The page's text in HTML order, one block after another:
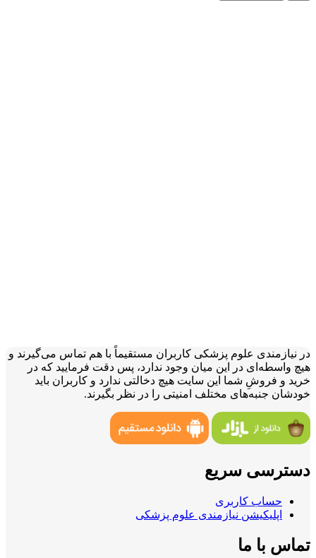
در نیازمندی علوم پزشکی کاربران مستقیماً با هم تماس می‌گیرند و
هیچ واسطه‌ای در این میان وجود ندارد، پس دقت فرمایید که در
خرید و فروشِ شما این سایت هیچ دخالتی ندارد و کاربران باید
خودشان جنبه‌های مختلف امنیتی را در نظر بگیرند.
دسترسی سریع
حساب کاربری
اپلیکیشن نیازمندی علوم پزشکی
تماس با ما